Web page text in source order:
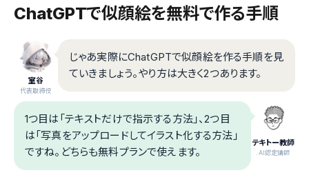
ChatGPTで似顔絵を無料で作る手順
室谷
代表取締役
じゃあ実際にChatGPTで似顔絵を作る手順を見
ていきましょう。やり方は大きく2つあります。
テキトー教師
.AI認定講師
1つ目は「テキストだけで指示する方法」、2つ目
は「写真をアップロードしてイラスト化する方法」
ですね。どちらも無料プランで使えます。